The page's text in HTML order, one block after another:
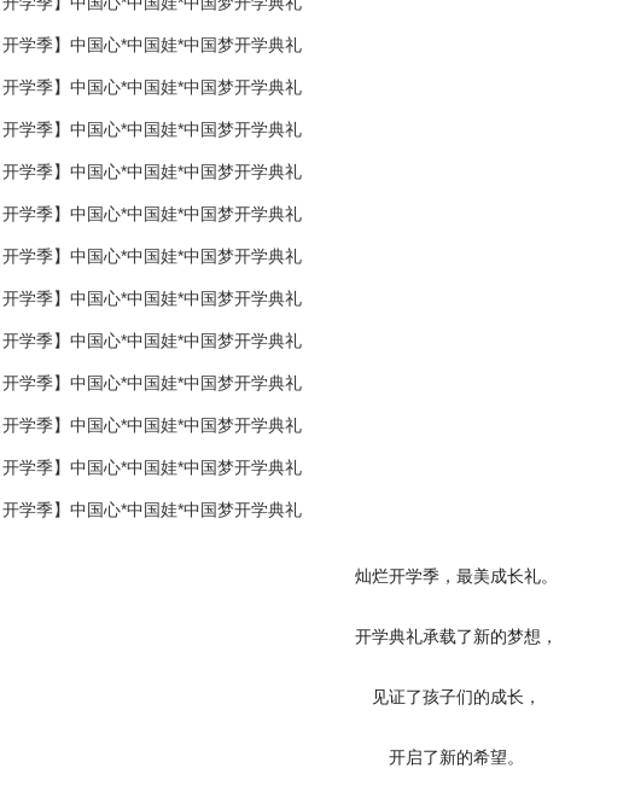
灿烂开学季，最美成长礼。
开学典礼承载了新的梦想，
见证了孩子们的成长，
开启了新的希望。